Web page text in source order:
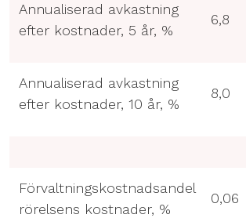
Annualiserad avkastning
efter kostnader, 5 år, %
6,8
Annualiserad avkastning
efter kostnader, 10 år, %
8,0
Förvaltningskostnadsandel
rörelsens kostnader, %
0,06